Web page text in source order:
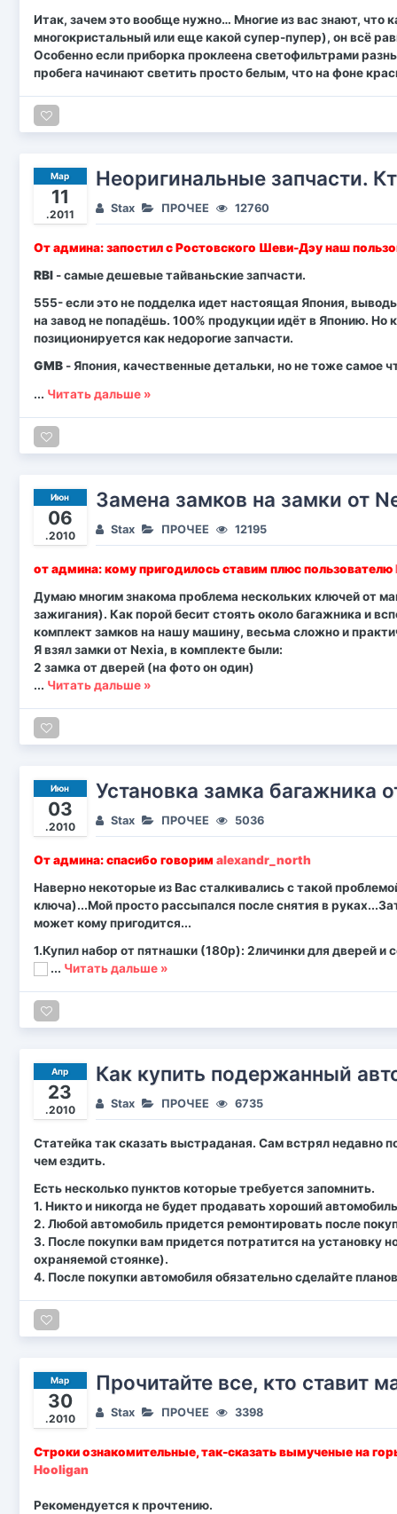
Итак, зачем это вообще нужно… Многие из вас знают, что
многокристальный или еще какой супер-пупер), он всё
Особенно если приборка проклеена светофильтрами
пробега начинают светить просто белым, что на фоне
Мар
11
.2011
Неоригинальные запчасти.
Stax ПРОЧЕЕ 12760
От админа: запостил с Ростовского Шеви-Дэу наш
RBI - самые дешевые тайваньские запчасти.
555- если это не подделка идет настоящая Япония,
на завод не попадёшь. 100% продукции идёт в Японию. Но
позиционируется как недорогие запчасти.
GMB- Япония, качественные детальки, но не тоже самое
... Читать дальше »
Июн
06
.2010
Замена замков на замки от
Stax ПРОЧЕЕ 12195
от админа: кому пригодилось ставим плюс пользователю
Думаю многим знакома проблема нескольких ключей от
зажигания). Как порой бесит стоять около багажника и
комплект замков на нашу машину, весьма сложно и
Я взял замки от Nexia, в комплекте были:
2 замка от дверей (на фото он один)
... Читать дальше »
Июн
03
.2010
Установка замка багажника
Stax ПРОЧЕЕ 5036
От админа: спасибо говорим alexandr_north
Наверно некоторые из Вас сталкивались с такой
ключа)...Мой просто рассыпался после снятия в
может кому пригодится...
1.Купил набор от пятнашки (180р): 2личинки для дверей и
... Читать дальше »
Апр
23
.2010
Как купить подержанный
Stax ПРОЧЕЕ 6735
Статейка так сказать выстраданая. Сам встрял недавно
чем ездить.
Есть несколько пунктов которые требуется запомнить.
1. Никто и никогда не будет продавать хороший
2. Любой автомобиль придется ремонтировать после
3. После покупки вам придется потратится на установку
охраняемой стоянке).
4. После покупки автомобиля обязательно сделайте
Мар
30
.2010
Прочитайте все, кто ставит
Stax ПРОЧЕЕ 3398
Строки ознакомительные, так-сказать вымученые на
Hooligan
Рекомендуется к прочтению.